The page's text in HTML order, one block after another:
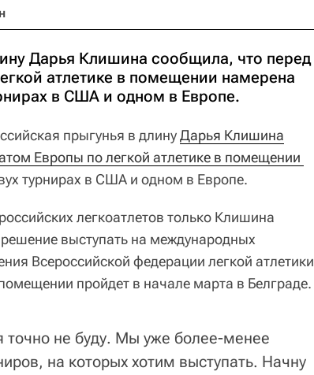
Дарья Клишина сообщила, что перед
атлетике в помещении намерена
в США и одном в Европе.
прыгунья в длинуДарья Клишина
турнирах в США и одном в Европе.
легкоатлетов только Клишина
выступать на международных
Всероссийской федерации легкой атлетики
пройдет в начале марта в Белграде.
точно не буду. Мы уже более-менее
на которых хотим выступать. Начну